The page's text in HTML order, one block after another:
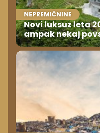
NEPREMIČNINE
Novi luksuz leta
ampak nekaj